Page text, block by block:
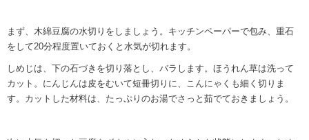
まず、木綿豆腐の水切りをしましょう。キッチンペーパーで包み、重石
をして20分程度置いておくと水気が切れます。
しめじは、下の石づきを切り落とし、バラします。ほうれん草は洗って
カット。にんじんは皮をむいて短冊切りに、こんにゃくも細く切りま
す。カットした材料は、たっぷりのお湯でさっと茹でておきましょう。